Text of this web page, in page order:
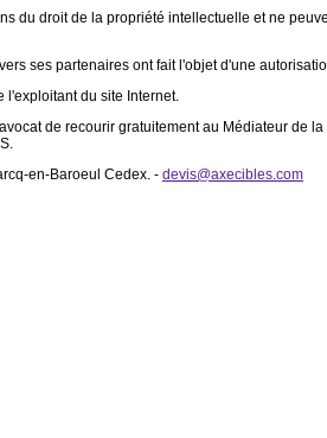
du droit de la propriété intellectuelle et ne
ses partenaires ont fait l'objet d'une
l'exploitant du site Internet.
de recourir gratuitement au Médiateur de
en-Baroeul Cedex. - devis@axecibles.com